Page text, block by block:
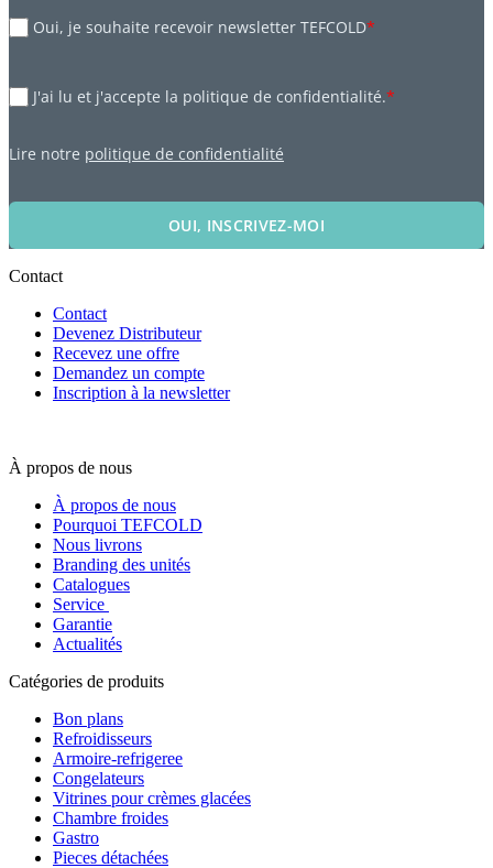
Oui, je souhaite recevoir newsletter TEFCOLD*
J'ai lu et j'accepte la politique de confidentialité.*
Lire notre politique de confidentialité
OUI, INSCRIVEZ-MOI
Contact
Contact
Devenez Distributeur
Recevez une offre
Demandez un compte
Inscription à la newsletter
À propos de nous
À propos de nous
Pourquoi TEFCOLD
Nous livrons
Branding des unités
Catalogues
Service
Garantie
Actualités
Catégories de produits
Bon plans
Refroidisseurs
Armoire-refrigeree
Congelateurs
Vitrines pour crèmes glacées
Chambre froides
Gastro
Pieces détachées